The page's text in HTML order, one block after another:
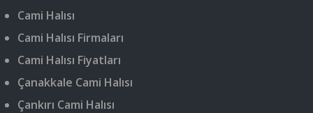
Cami Halısı
Cami Halısı Firmaları
Cami Halısı Fiyatları
Çanakkale Cami Halısı
Çankırı Cami Halısı